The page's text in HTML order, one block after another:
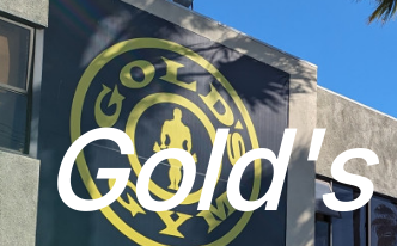
Gold's